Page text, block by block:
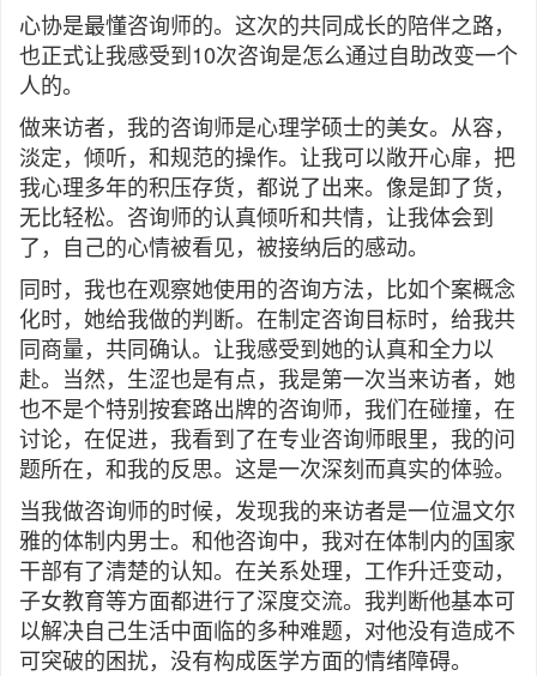
心协是最懂咨询师的。这次的共同成长的陪伴之路，
也正式让我感受到10次咨询是怎么通过自助改变一个
人的。
做来访者，我的咨询师是心理学硕士的美女。从容，
淡定，倾听，和规范的操作。让我可以敞开心扉，把
我心理多年的积压存货，都说了出来。像是卸了货，
无比轻松。咨询师的认真倾听和共情，让我体会到
了，自己的心情被看见，被接纳后的感动。
同时，我也在观察她使用的咨询方法，比如个案概念
化时，她给我做的判断。在制定咨询目标时，给我共
同商量，共同确认。让我感受到她的认真和全力以
赴。当然，生涩也是有点，我是第一次当来访者，她
也不是个特别按套路出牌的咨询师，我们在碰撞，在
讨论，在促进，我看到了在专业咨询师眼里，我的问
题所在，和我的反思。这是一次深刻而真实的体验。
当我做咨询师的时候，发现我的来访者是一位温文尔
雅的体制内男士。和他咨询中，我对在体制内的国家
干部有了清楚的认知。在关系处理，工作升迁变动，
子女教育等方面都进行了深度交流。我判断他基本可
以解决自己生活中面临的多种难题，对他没有造成不
可突破的困扰，没有构成医学方面的情绪障碍。